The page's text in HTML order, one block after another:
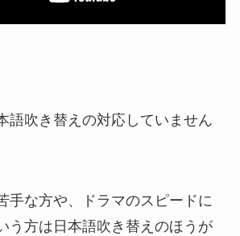
語吹き替えの対応していません
手な方や、ドラマのスピードに
う方は日本語吹き替えのほうが